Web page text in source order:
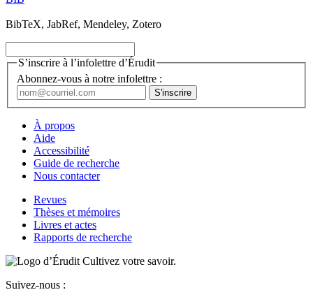
BibTeX, JabRef, Mendeley, Zotero
S’inscrire à l’infolettre d’Érudit
Abonnez-vous à notre infolettre :
À propos
Aide
Accessibilité
Guide de recherche
Nous contacter
Revues
Thèses et mémoires
Livres et actes
Rapports de recherche
Cultivez votre savoir.
Suivez-nous :